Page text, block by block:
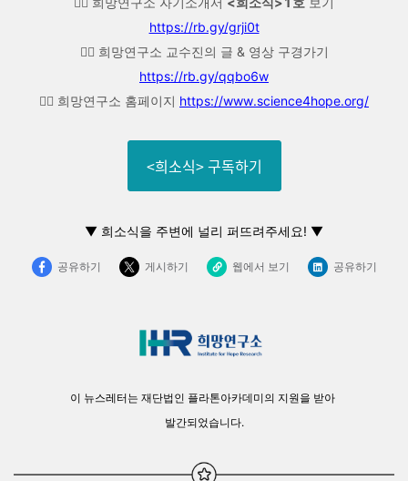
https://rb.gy/grji0t
👉🏼 희망연구소 교수진의 글 & 영상 구경가기
https://rb.gy/qqbo6w
👉🏼 희망연구소 홈페이지 https://www.science4hope.org/
<희소식> 구독하기
▼ 희소식을 주변에 널리 퍼뜨려주세요! ▼
공유하기 게시하기 웹에서 보기 공유하기
이 뉴스레터는 재단법인 플라톤아카데미의 지원을 받아
발간되었습니다.